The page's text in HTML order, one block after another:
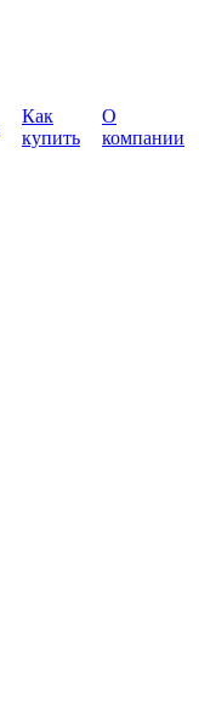
Как
купить
О
компании